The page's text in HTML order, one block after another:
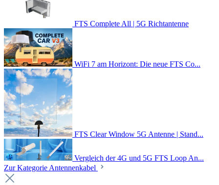
FTS Complete All | 5G Richtantenne
WiFi 7 am Horizont: Die neue FTS Co...
FTS Clear Window 5G Antenne | Stand...
Vergleich der 4G und 5G FTS Loop An...
Zur Kategorie Antennenkabel